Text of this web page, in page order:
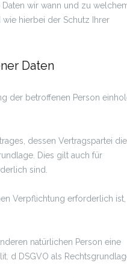
wir wann und zu
hierbei der Schutz Ihrer
Daten
der betroffenen Person
dessen Vertragspartei die
Dies gilt auch für
sind.
Verpflichtung erforderlich ist,
natürlichen Person eine
d DSGVO als